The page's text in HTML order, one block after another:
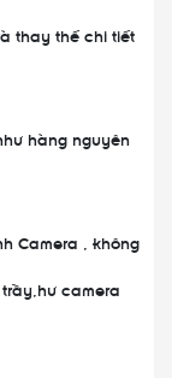
thay thế chi tiết
hàng nguyên
Camera , không
camera